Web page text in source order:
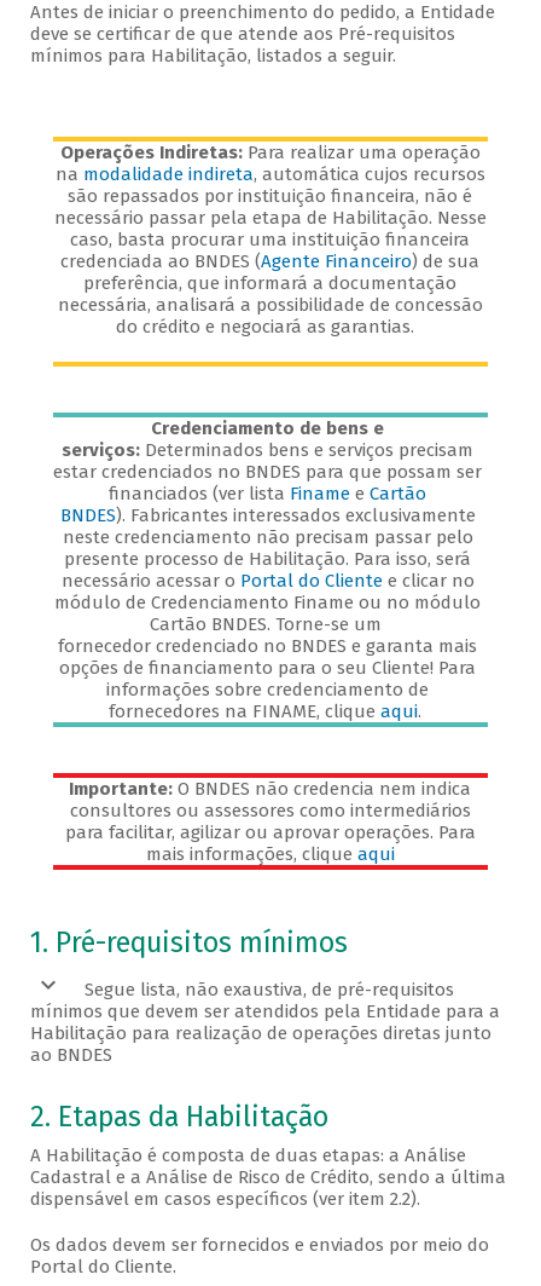
Antes de iniciar o preenchimento do pedido, a Entidade
deve se certificar de que atende aos Pré-requisitos
mínimos para Habilitação, listados a seguir.
Operações Indiretas: Para realizar uma operação
na modalidade indireta, automática cujos recursos
são repassados por instituição financeira, não é
necessário passar pela etapa de Habilitação. Nesse
caso, basta procurar uma instituição financeira
credenciada ao BNDES (Agente Financeiro) de sua
preferência, que informará a documentação
necessária, analisará a possibilidade de concessão
do crédito e negociará as garantias.
Credenciamento de bens e
serviços: Determinados bens e serviços precisam
estar credenciados no BNDES para que possam ser
financiados (ver lista Finame eCartão
BNDES). Fabricantes interessados exclusivamente
neste credenciamento não precisam passar pelo
presente processo de Habilitação. Para isso, será
necessário acessar o Portal do Cliente e clicar no
módulo de Credenciamento Finame ou no módulo
Cartão BNDES. Torne-se um
fornecedor credenciado no BNDES e garanta mais
opções de financiamento para o seu Cliente! Para
informações sobre credenciamento de
fornecedores na FINAME, cliqueaqui.
Importante: O BNDES não credencia nem indica
consultores ou assessores como intermediários
para facilitar, agilizar ou aprovar operações. Para
mais informações, clique aqui
Veja os pré-requisitos
1. Pré-requisitos mínimos
Segue lista, não exaustiva, de pré-requisitos
mínimos que devem ser atendidos pela Entidade para a
Habilitação para realização de operações diretas junto
ao BNDES
2. Etapas da Habilitação
A Habilitação é composta de duas etapas: a Análise
Cadastral e a Análise de Risco de Crédito, sendo a última
dispensável em casos específicos (ver item 2.2).
Os dados devem ser fornecidos e enviados por meio do
Portal do Cliente.